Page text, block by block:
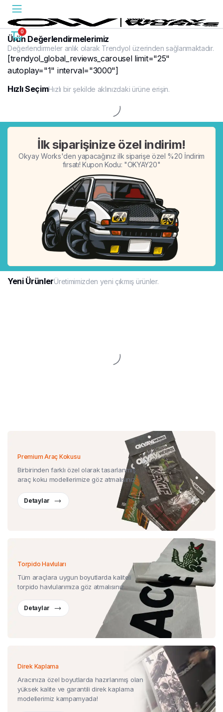
0
Ürün Değerlendirmelerimiz
Değerlendirmeler anlık olarak Trendyol üzerinden sağlanmaktadır.
[trendyol_global_reviews_carousel limit="25"
autoplay="1" interval="3000"]
Hızlı SeçimHızlı bir şekilde aklınızdaki ürüne erişin.
İlk siparişinize özel indirim!
Okyay Works'den yapacağınız ilk siparişe özel %20 İndirim
fırsatı! Kupon Kodu: "OKYAY20"
%20
Yeni ÜrünlerÜretimimizden yeni çıkmış ürünler.
Premium Araç Kokusu
Birbirinden farklı özel olarak tasarlanmış
araç koku modellerimize göz atmalısınız.
Detaylar
Torpido Havluları
Tüm araçlara uygun boyutlarda kaliteli
torpido havlularımıza göz atmalısınız.
Detaylar
Direk Kaplama
Aracınıza özel boyutlarda hazırlanmış olan
yüksek kalite ve garantili direk kaplama
modellerimiz kampamyada!